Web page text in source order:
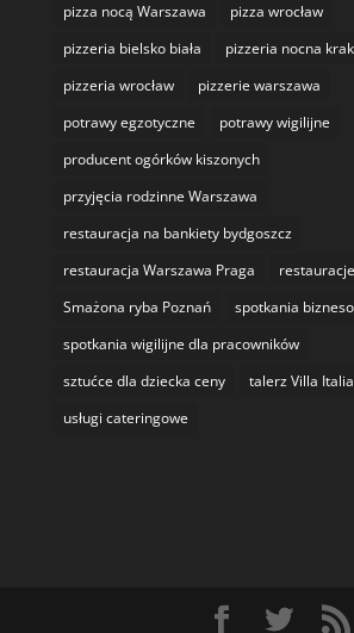
pizza nocą Warszawa
pizza wrocław
pizzeria bielsko biała
pizzeria nocna
pizzeria wrocław
pizzerie warszawa
potrawy egzotyczne
potrawy wigilijne
producent ogórków kiszonych
przyjęcia rodzinne Warszawa
restauracja na bankiety bydgoszcz
restauracja Warszawa Praga
restauracje
Smażona ryba Poznań
spotkania
spotkania wigilijne dla pracowników
sztućce dla dziecka ceny
talerz Villa
usługi cateringowe